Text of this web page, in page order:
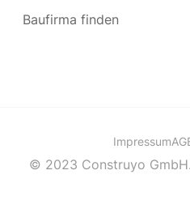
Baufirma finden
Impressum
© 2023 Construyo